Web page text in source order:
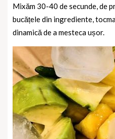
Mixăm 30-40 de secunde, de
bucățele din ingrediente,
dinamică de a mesteca ușor.